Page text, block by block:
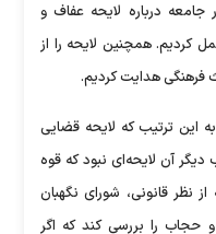
جامعه درباره لایحه عفاف و
کردیم. همچنین لایحه را از
هدایت کردیم.
این ترتیب که لایحه قضایی
آن لایحه‌ای نبود که قوه
نظر قانونی، شورای نگهبان
حجاب را بررسی کند که اگر